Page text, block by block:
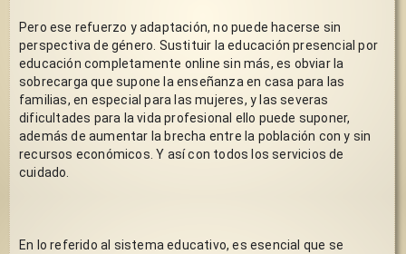
Pero ese refuerzo y adaptación, no puede hacerse sin
perspectiva de género. Sustituir la educación presencial por
educación completamente online sin más, es obviar la
sobrecarga que supone la enseñanza en casa para las
familias, en especial para las mujeres, y las severas
dificultades para la vida profesional ello puede suponer,
además de aumentar la brecha entre la población con y sin
recursos económicos. Y así con todos los servicios de
cuidado.
En lo referido al sistema educativo, es esencial que se